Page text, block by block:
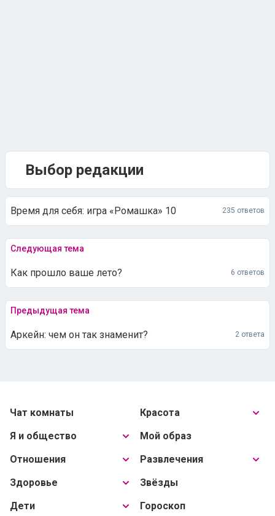
Выбор редакции
Время для себя: игра «Ромашка» 10 235 ответов
Следующая тема
Как прошло ваше лето? 6 ответов
Предыдущая тема
Аркейн: чем он так знаменит? 2 ответа
Чат комнаты
Я и общество
Отношения
Здоровье
Дети
Красота
Мой образ
Развлечения
Звёзды
Гороскоп